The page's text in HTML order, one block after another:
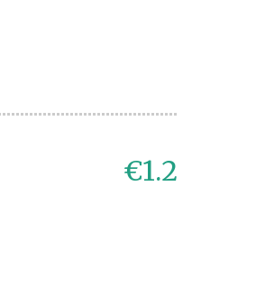
€1.2